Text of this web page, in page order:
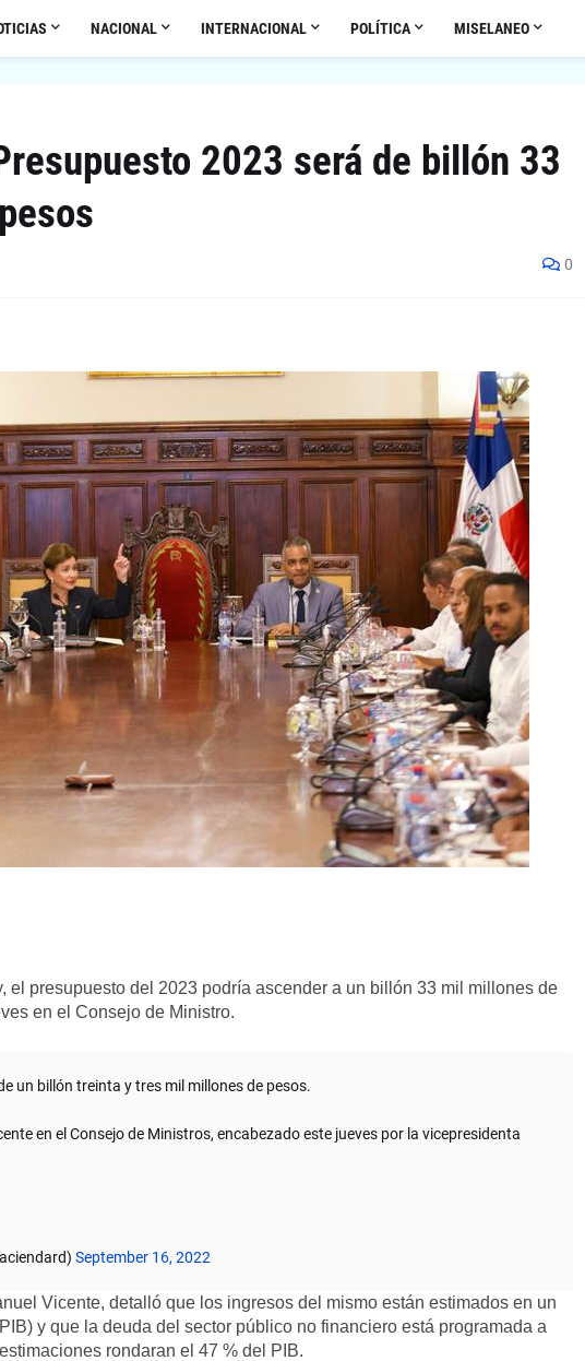
NACIONAL INTERNACIONAL POLÍTICA MISELANEO
2023 será de billón 33
0
el presupuesto del 2023 podría ascender a un billón 33 mil millones de
en el Consejo de Ministro.
un billón treinta y tres mil millones de pesos.
en el Consejo de Ministros, encabezado este jueves por la vicepresidenta
September 16, 2022
Vicente, detalló que los ingresos del mismo están estimados en un
y que la deuda del sector público no financiero está programada a
rondaran el 47 % del PIB.